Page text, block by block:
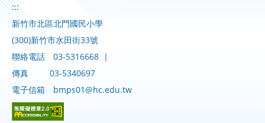
:::
新竹市北區北門國民小學
(300)新竹市水田街33號
聯絡電話
03-5316668 |
傳真
03-5340697
電子信箱
bmps01@hc.edu.tw